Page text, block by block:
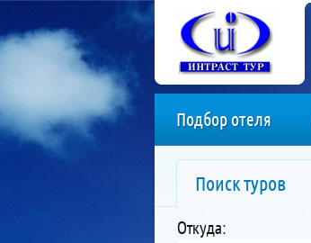
Подбор отеля
Поиск туров
Откуда: